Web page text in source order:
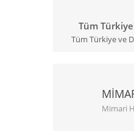
Tüm
Tüm Türkiye ve
Mimari